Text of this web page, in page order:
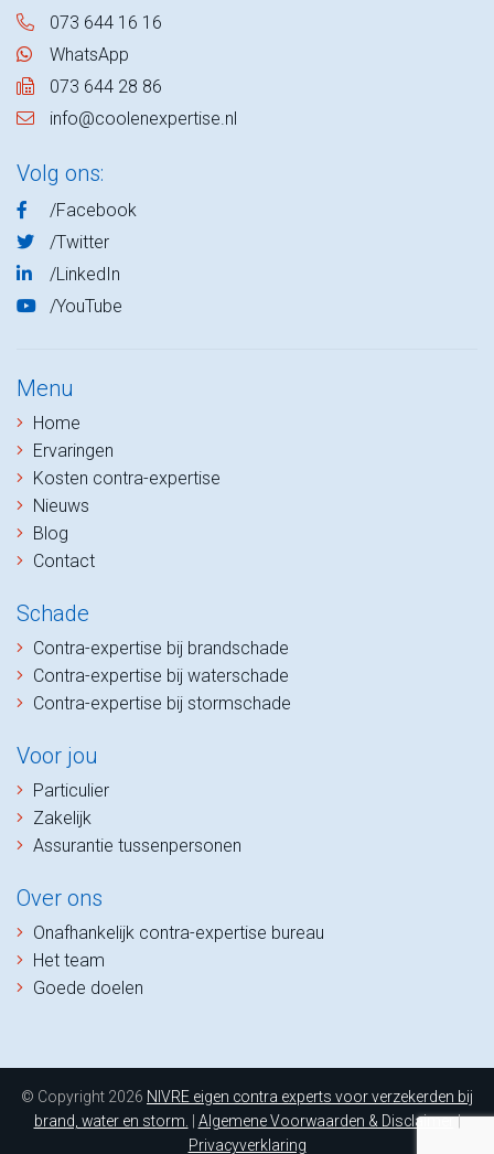
073 644 16 16
WhatsApp
073 644 28 86
info@coolenexpertise.nl
Volg ons:
/Facebook
/Twitter
/LinkedIn
/YouTube
Menu
Home
Ervaringen
Kosten contra-expertise
Nieuws
Blog
Contact
Schade
Contra-expertise bij brandschade
Contra-expertise bij waterschade
Contra-expertise bij stormschade
Voor jou
Particulier
Zakelijk
Assurantie tussenpersonen
Over ons
Onafhankelijk contra-expertise bureau
Het team
Goede doelen
© Copyright 2026 NIVRE eigen contra experts voor verzekerden bij
brand, water en storm. | Algemene Voorwaarden & Disclaimer|
Privacyverklaring